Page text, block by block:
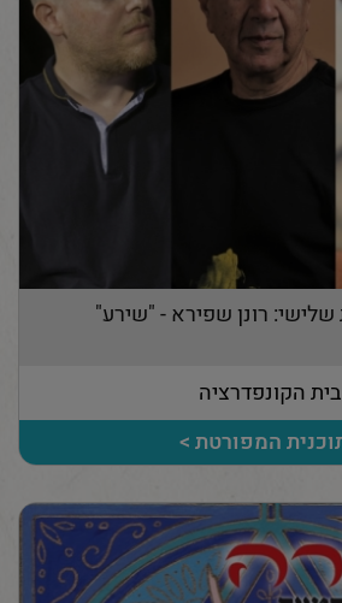
רונן שפירא - "שירע"
בית הקונפדרציה
המפורטת >